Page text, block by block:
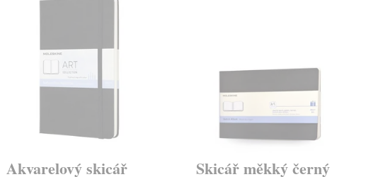
Akvarelový skicář Skicář měkký černý